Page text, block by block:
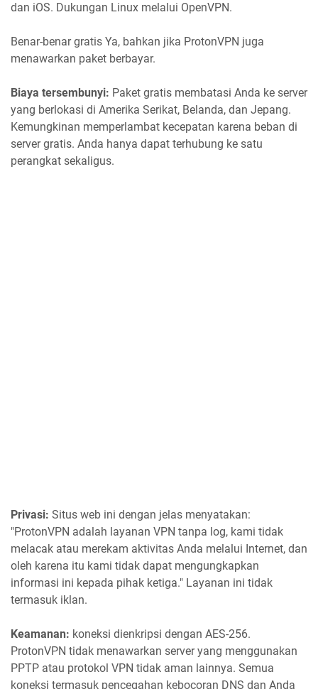
dan iOS. Dukungan Linux melalui OpenVPN.
Benar-benar gratis Ya, bahkan jika ProtonVPN juga
menawarkan paket berbayar.
Biaya tersembunyi: Paket gratis membatasi Anda ke server
yang berlokasi di Amerika Serikat, Belanda, dan Jepang.
Kemungkinan memperlambat kecepatan karena beban di
server gratis. Anda hanya dapat terhubung ke satu
perangkat sekaligus.
Privasi: Situs web ini dengan jelas menyatakan:
"ProtonVPN adalah layanan VPN tanpa log, kami tidak
melacak atau merekam aktivitas Anda melalui Internet, dan
oleh karena itu kami tidak dapat mengungkapkan
informasi ini kepada pihak ketiga." Layanan ini tidak
termasuk iklan.
Keamanan: koneksi dienkripsi dengan AES-256.
ProtonVPN tidak menawarkan server yang menggunakan
PPTP atau protokol VPN tidak aman lainnya. Semua
koneksi termasuk pencegahan kebocoran DNS dan Anda